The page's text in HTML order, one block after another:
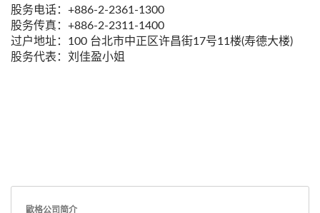
股务电话：+886-2-2361-1300
股务传真：+886-2-2311-1400
过户地址：100 台北市中正区许昌街17号11楼(寿德大楼)
股务代表：刘佳盈小姐
歐格公司简介